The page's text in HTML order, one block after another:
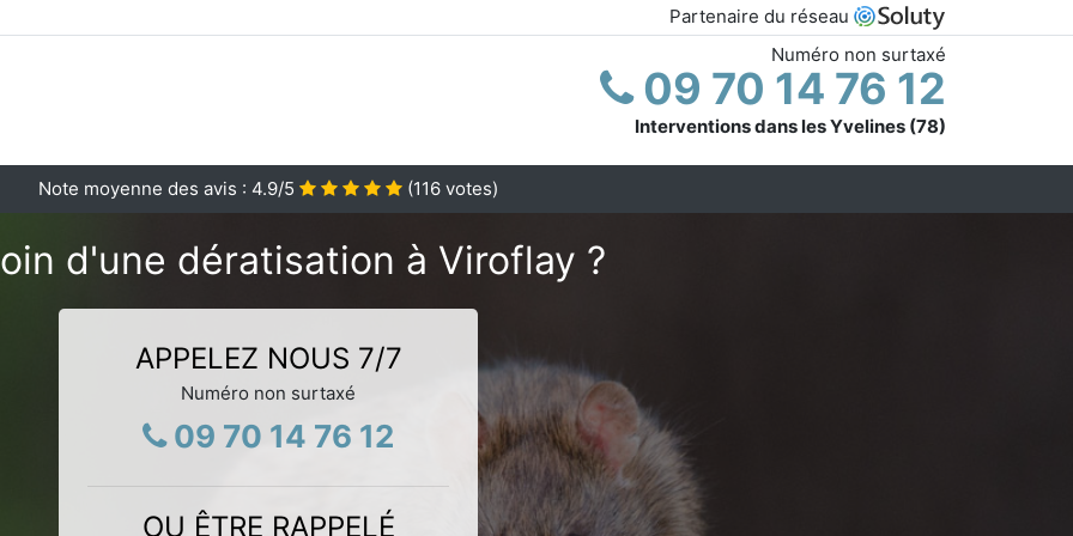
Partenaire du réseau
Numéro non surtaxé
09 70 14 76 12
Interventions dans les Yvelines (78)
Note moyenne des avis : 4.9/5 (116 votes)
d'une dératisation à Viroflay ?
APPELEZ NOUS 7/7
Numéro non surtaxé
09 70 14 76 12
OU ÊTRE RAPPELÉ